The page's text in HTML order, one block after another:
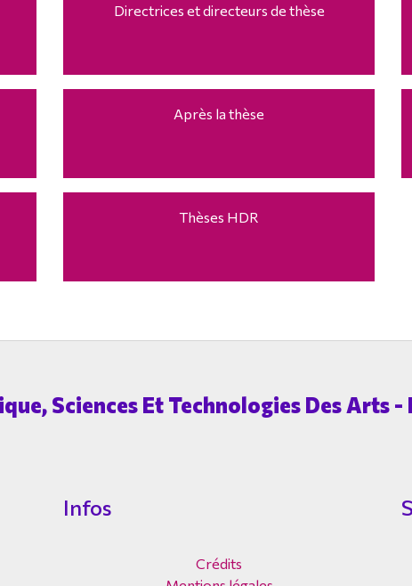
Directrices et directeurs de thèse
Après la thèse
Thèses HDR
Sciences Et Technologies Des Arts -
Infos
Crédits